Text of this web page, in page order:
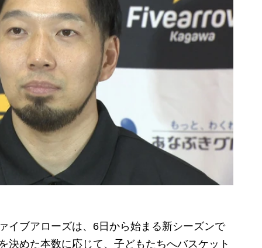
ブアローズは、6日から始まる新シーズンで
決めた本数に応じて、 子どもたちへバスケット